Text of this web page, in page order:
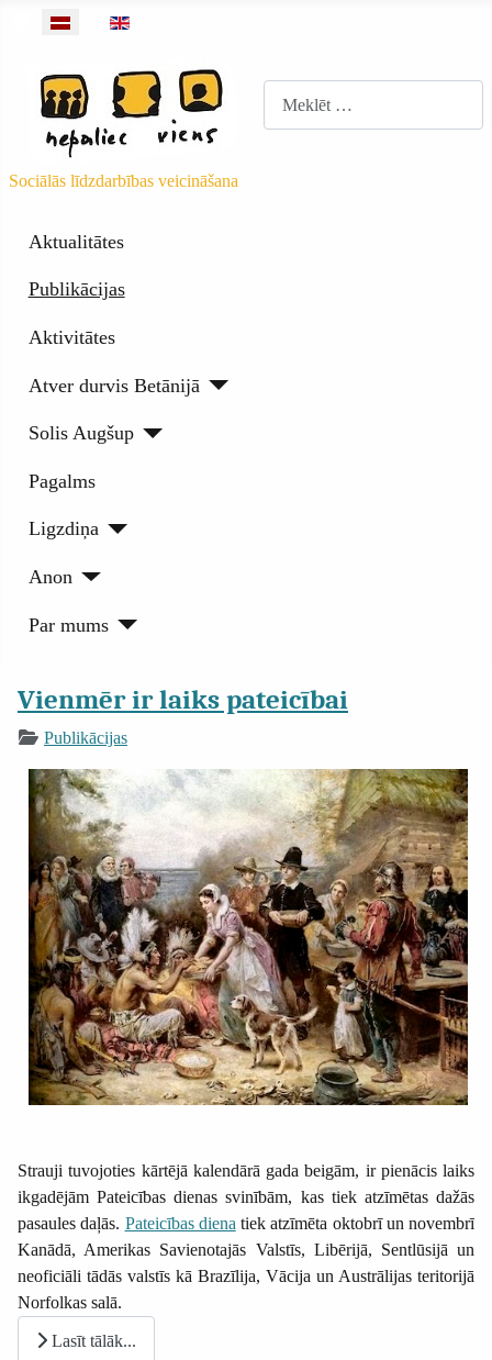
Barotnes objekti
Izvēlieties valodu
Sociālās līdzdarbības veicināšana
Aktualitātes
Publikācijas
Aktivitātes
Atver durvis Betānijā
Solis Augšup
Pagalms
Ligzdiņa
Anon
Par mums
Vienmēr ir laiks pateicībai
Publikācijas
Strauji tuvojoties kārtējā kalendārā gada beigām, ir pienācis laiks
ikgadējām Pateicības dienas svinībām, kas tiek atzīmētas dažās
pasaules daļās. Pateicības diena tiek atzīmēta oktobrī un novembrī
Kanādā, Amerikas Savienotajās Valstīs, Libērijā, Sentlūsijā un
neoficiāli tādās valstīs kā Brazīlija, Vācija un Austrālijas teritorijā
Norfolkas salā.
Lasīt tālāk...